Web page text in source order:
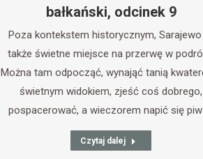
bałkański, odcinek 9
Poza kontekstem historycznym,
także świetne miejsce na przerwę w
Można tam odpocząć, wynająć tanią
świetnym widokiem, zjeść coś dobrego,
pospacerować, a wieczorem napić się
Czytaj dalej